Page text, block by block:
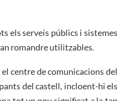
els serveis públics i sistemes
romandre utilitzables.
centre de comunicacions del
del castell, incloent-hi els